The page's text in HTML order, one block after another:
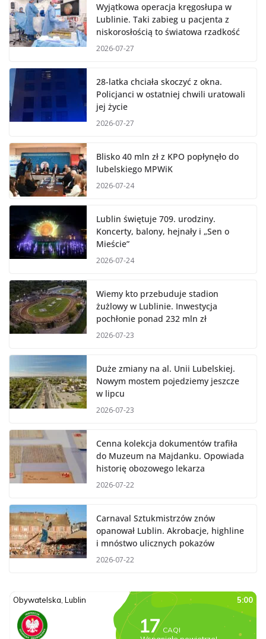
Wyjątkowa operacja kręgosłupa w
Lublinie. Taki zabieg u pacjenta z
niskorosłością to światowa rzadkość
2026-07-27
28-latka chciała skoczyć z okna.
Policjanci w ostatniej chwili uratowali
jej życie
2026-07-27
Blisko 40 mln zł z KPO popłynęło do
lubelskiego MPWiK
2026-07-24
Lublin świętuje 709. urodziny.
Koncerty, balony, hejnały i „Sen o
Mieście”
2026-07-24
Wiemy kto przebuduje stadion
żużlowy w Lublinie. Inwestycja
pochłonie ponad 232 mln zł
2026-07-23
Duże zmiany na al. Unii Lubelskiej.
Nowym mostem pojedziemy jeszcze
w lipcu
2026-07-23
Cenna kolekcja dokumentów trafiła
do Muzeum na Majdanku. Opowiada
historię obozowego lekarza
2026-07-22
Carnaval Sztukmistrzów znów
opanował Lublin. Akrobacje, highline
i mnóstwo ulicznych pokazów
2026-07-22